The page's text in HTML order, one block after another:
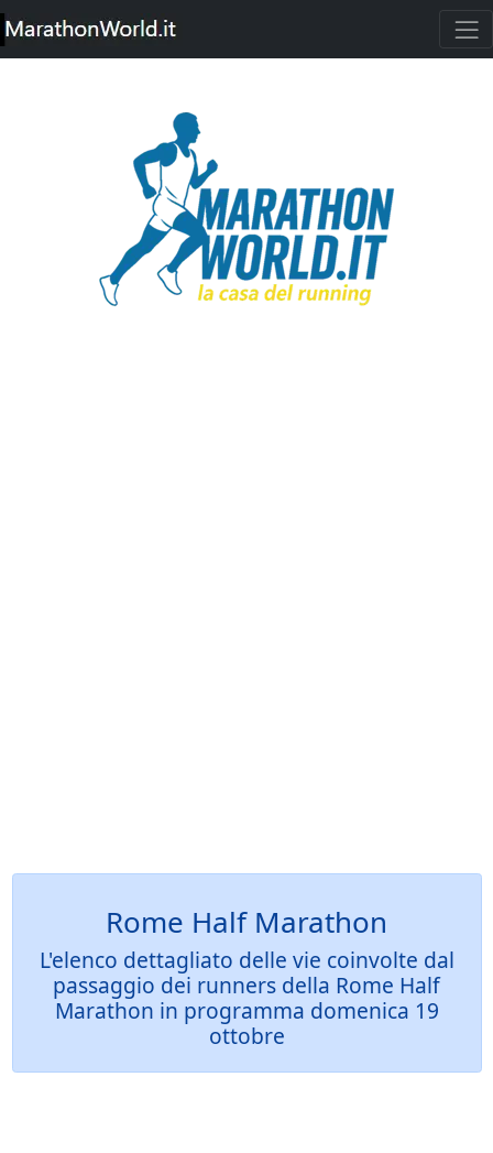
Rome Half Marathon
L'elenco dettagliato delle vie coinvolte dal
passaggio dei runners della Rome Half
Marathon in programma domenica 19
ottobre